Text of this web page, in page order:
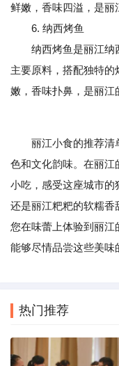
鲜嫩，香味四溢，是丽
6. 纳西烤鱼
纳西烤鱼是丽江纳
主要原料，搭配独特
嫩，香味扑鼻，是丽江
丽江小食的推荐清
色和文化韵味。在丽江
小吃，感受这座城市的
还是丽江粑粑的软糯香
您在味蕾上体验到丽江
能够尽情品尝这些美味
热门推荐